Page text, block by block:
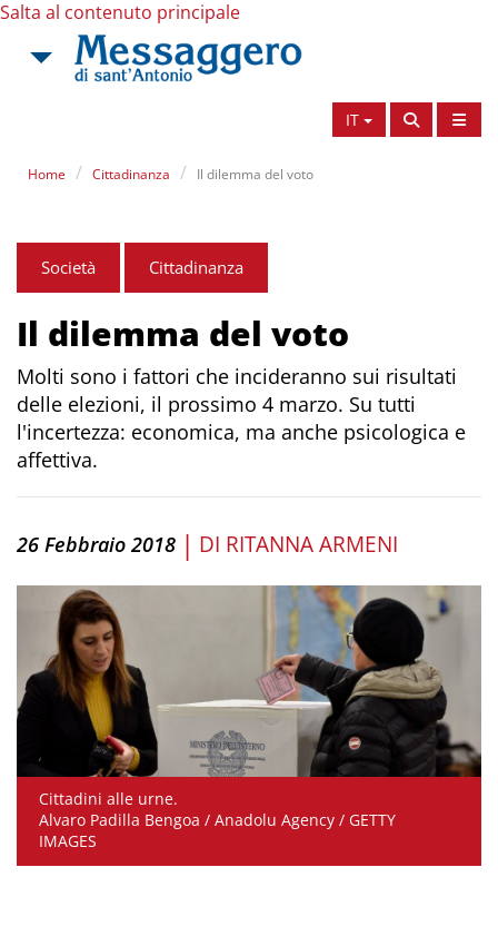
Salta al contenuto principale
IT
Home Cittadinanza Il dilemma del voto
Società Cittadinanza
Il dilemma del voto
Molti sono i fattori che incideranno sui risultati
delle elezioni, il prossimo 4 marzo. Su tutti
l'incertezza: economica, ma anche psicologica e
affettiva.
26 Febbraio 2018 | DI RITANNA ARMENI
Cittadini alle urne.
Alvaro Padilla Bengoa / Anadolu Agency / GETTY
IMAGES